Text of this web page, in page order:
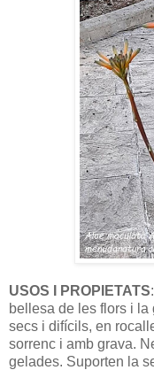
USOS I PROPIETATS
bellesa de les flors i la
secs i difícils, en
sorrenc i amb grava.
gelades. Suporten la